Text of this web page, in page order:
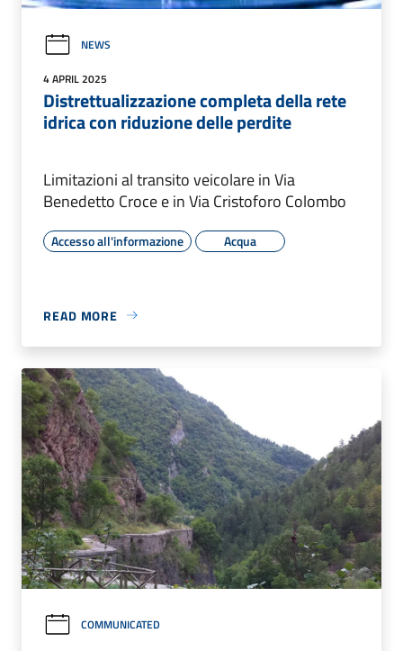
NEWS
4 APRIL 2025
Distrettualizzazione completa della rete
idrica con riduzione delle perdite
Limitazioni al transito veicolare in Via
Benedetto Croce e in Via Cristoforo Colombo
Accesso all'informazione Acqua
READ MORE
COMMUNICATED